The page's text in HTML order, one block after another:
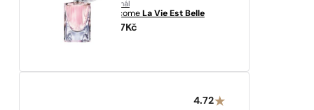
originál
Lancome La Vie Est Belle
1937Kč
4.72